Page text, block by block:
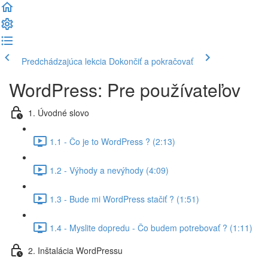
Predchádzajúca lekcia Dokončiť a pokračovať
WordPress: Pre používateľov
1. Úvodné slovo
1.1 - Čo je to WordPress ? (2:13)
1.2 - Výhody a nevýhody (4:09)
1.3 - Bude mi WordPress stačiť ? (1:51)
1.4 - Myslite dopredu - Čo budem potrebovať ? (1:11)
2. Inštalácia WordPressu